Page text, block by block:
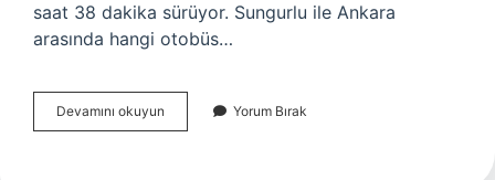
saat 38 dakika sürüyor. Sungurlu ile Ankara
arasında hangi otobüs…
Devamını okuyun
Ankara
Yorum Bırak